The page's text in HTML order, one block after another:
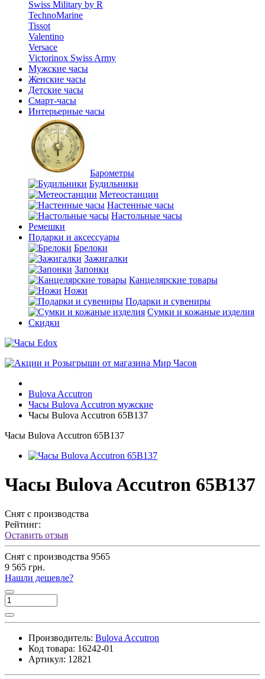
Swiss Military by R
TechnoMarine
Tissot
Valentino
Versace
Victorinox Swiss Army
Мужские часы
Женские часы
Детские часы
Смарт-часы
Интерьерные часы
Барометры
Будильники
Метеостанции
Настенные часы
Настольные часы
Ремешки
Подарки и аксессуары
Брелоки
Зажигалки
Запонки
Канцелярские товары
Ножи
Подарки и сувениры
Сумки и кожаные изделия
Скидки
Bulova Accutron
Часы Bulova Accutron мужские
Часы Bulova Accutron 65B137
Часы Bulova Accutron 65B137
Часы Bulova Accutron 65B137
Снят с производства
Рейтинг:
Оставить отзыв
Снят с производства 9565
9 565 грн.
Нашли дешевле?
Производитель: Bulova Accutron
Код товара: 16242-01
Артикул: 12821